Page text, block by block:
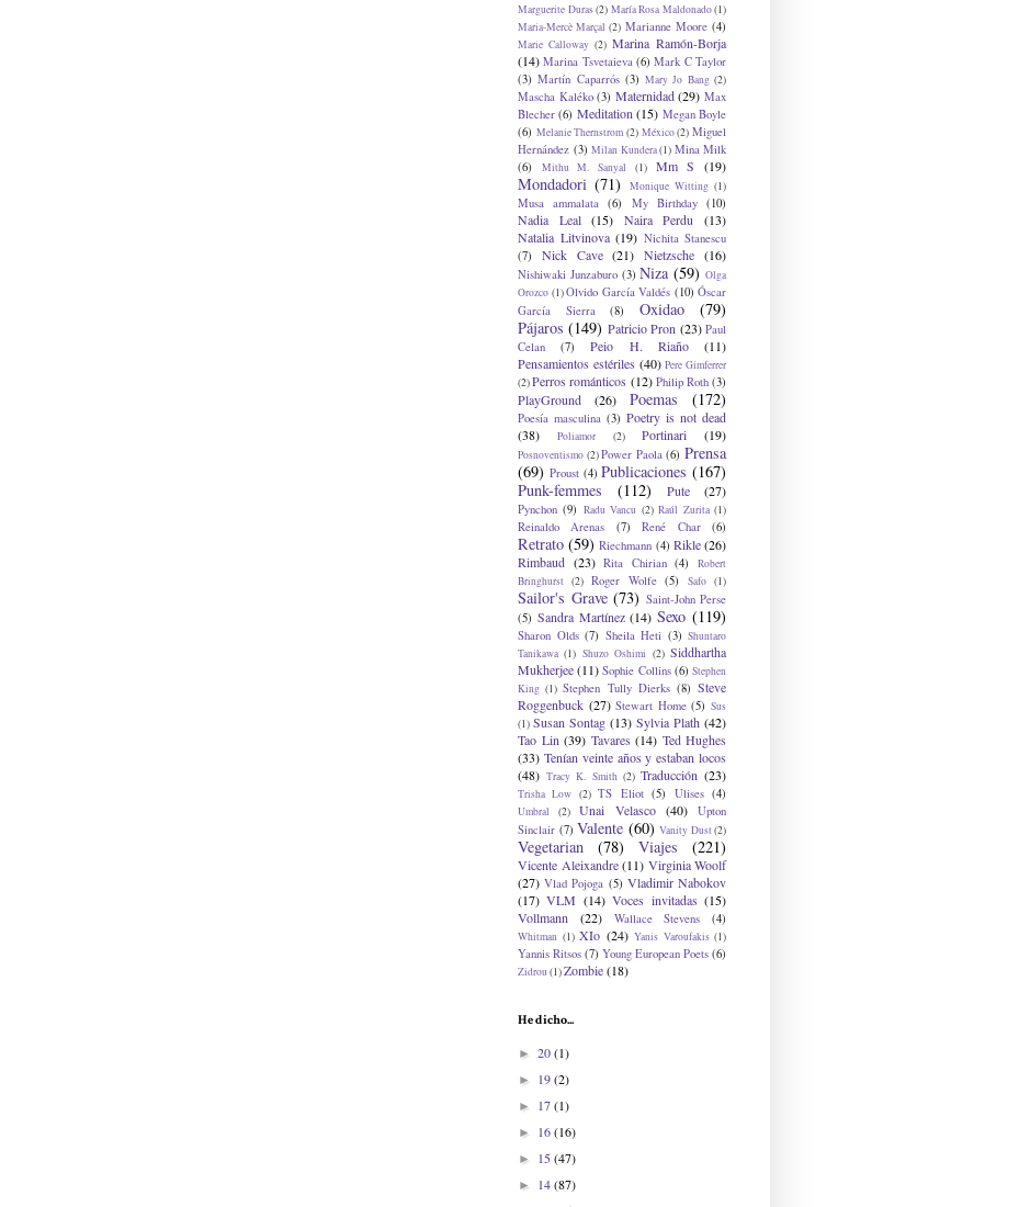
Marguerite Duras(2) María Rosa Maldonado(1)
Maria-Mercè Marçal (2) Marianne Moore (4)
Marie Calloway (2) Marina Ramón-Borja
(14) Marina Tsvetaieva (6) Mark C Taylor
(3) Martín Caparrós (3) Mary Jo Bang (2)
Mascha Kaléko (3) Maternidad (29) Max
Blecher (6) Meditation (15) Megan Boyle
(6) Melanie Thernstrom (2) México (2) Miguel
Hernández (3) Milan Kundera(1) Mina Milk
(6)
Mithu M. Sanyal (1) Mm S (19)
Mondadori (71) Monique Witting (1)
Musa ammalata (6) My Birthday (10)
Nadia Leal (15) Naira Perdu
(13)
Natalia Litvinova (19) Nichita Stanescu
(7)
Nick Cave (21) Nietzsche (16)
Nishiwaki Junzaburo (3) Niza (59) Olga
Orozco (1)Olvido García Valdés (10) Óscar
García Sierra
(8) Oxidao
(79)
Pájaros (149) Patricio Pron (23) Paul
Celan
(7) Peio H. Riaño
(11)
Pensamientos estériles (40) Pere Gimferrer
(2)Perros románticos (12) Philip Roth (3)
PlayGround (26) Poemas (172)
Poesía masculina (3) Poetry is not dead
(38)
Poliamor (2) Portinari (19)
Posnoventismo (2) Power Paola (6) Prensa
(69) Proust (4) Publicaciones (167)
Punk-femmes
(112) Pute (27)
Pynchon (9) Radu Vancu (2) Raúl Zurita (1)
Reinaldo Arenas (7) René Char (6)
Retrato (59) Riechmann (4) Rikle (26)
Rimbaud (23) Rita Chirian (4)
Robert
Bringhurst (2) Roger Wolfe (5) Safo (1)
Sailor's Grave (73) Saint-John Perse
(5) Sandra Martínez (14) Sexo (119)
Sharon Olds (7) Sheila Heti (3) Shuntaro
Tanikawa (1) Shuzo Oshimi (2) Siddhartha
Mukherjee (11) Sophie Collins (6) Stephen
King (1) Stephen Tully Dierks (8) Steve
Roggenbuck (27) Stewart Home (5) Sus
(1) Susan Sontag (13) Sylvia Plath (42)
Tao Lin (39) Tavares (14) Ted Hughes
(33) Tenían veinte años y estaban locos
(48) Tracy K. Smith (2) Traducción (23)
Trisha Low (2) TS Eliot (5) Ulises (4)
Umbral (2) Unai Velasco (40)
Upton
Sinclair (7) Valente (60) Vanity Dust(2)
Vegetarian (78) Viajes (221)
Vicente Aleixandre (11) Virginia Woolf
(27) Vlad Pojoga (5) Vladimir Nabokov
(17) VLM (14) Voces invitadas (15)
Vollmann
(22) Wallace Stevens (4)
Whitman (1) XIo (24) Yanis Varoufakis (1)
Yannis Ritsos (7) Young European Poets (6)
Zidrou(1)Zombie(18)
He dicho...
► 20(1)
► 19(2)
► 17(1)
► 16(16)
► 15(47)
► 14(87)